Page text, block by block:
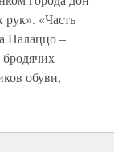
«Часть
Палаццо –
обуви,